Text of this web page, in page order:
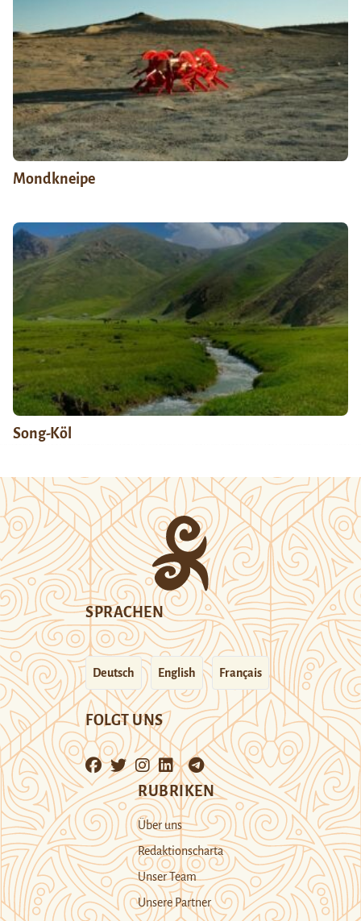
Mondkneipe
Song-Köl
SPRACHEN
Deutsch English Français
FOLGT UNS
RUBRIKEN
Über uns
Redaktionscharta
Unser Team
Unsere Partner